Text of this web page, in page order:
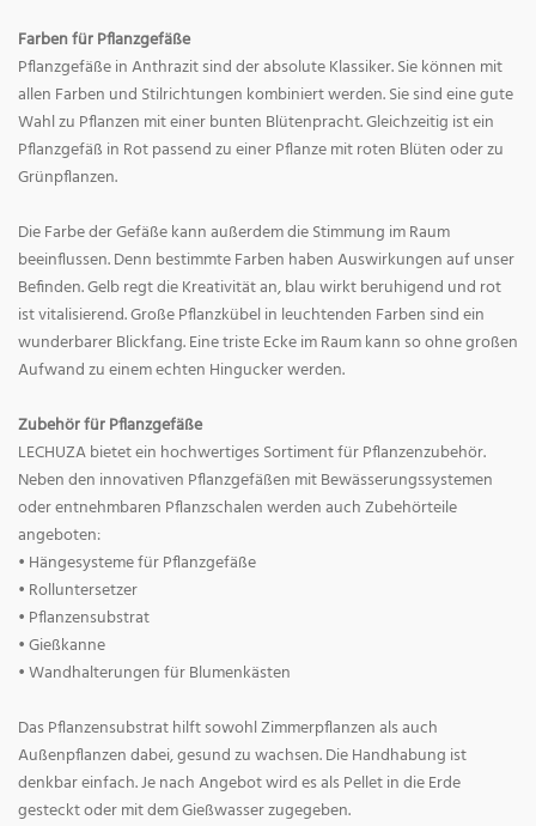
Farben für Pflanzgefäße
Pflanzgefäße in Anthrazit sind der absolute Klassiker. Sie können mit
allen Farben und Stilrichtungen kombiniert werden. Sie sind eine gute
Wahl zu Pflanzen mit einer bunten Blütenpracht. Gleichzeitig ist ein
Pflanzgefäß in Rot passend zu einer Pflanze mit roten Blüten oder zu
Grünpflanzen.
Die Farbe der Gefäße kann außerdem die Stimmung im Raum
beeinflussen. Denn bestimmte Farben haben Auswirkungen auf unser
Befinden. Gelb regt die Kreativität an, blau wirkt beruhigend und rot
ist vitalisierend. Große Pflanzkübel in leuchtenden Farben sind ein
wunderbarer Blickfang. Eine triste Ecke im Raum kann so ohne großen
Aufwand zu einem echten Hingucker werden.
Zubehör für Pflanzgefäße
LECHUZA bietet ein hochwertiges Sortiment für Pflanzenzubehör.
Neben den innovativen Pflanzgefäßen mit Bewässerungssystemen
oder entnehmbaren Pflanzschalen werden auch Zubehörteile
angeboten:
• Hängesysteme für Pflanzgefäße
• Rolluntersetzer
• Pflanzensubstrat
• Gießkanne
• Wandhalterungen für Blumenkästen
Das Pflanzensubstrat hilft sowohl Zimmerpflanzen als auch
Außenpflanzen dabei, gesund zu wachsen. Die Handhabung ist
denkbar einfach. Je nach Angebot wird es als Pellet in die Erde
gesteckt oder mit dem Gießwasser zugegeben.